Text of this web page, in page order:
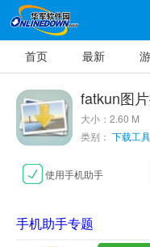
首页 最新
fatkun图
大小：2.60 M
类别： 下载工具
使用手机助手
手机助手专题